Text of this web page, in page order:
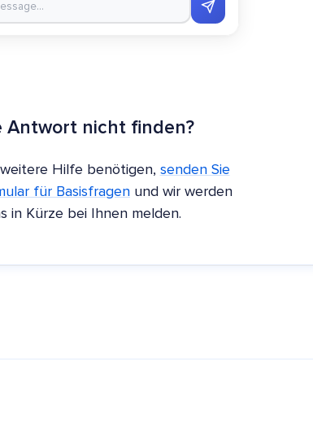
Antwort nicht finden?
Hilfe benötigen, senden Sie
für Basisfragen und wir werden
in Kürze bei Ihnen melden.